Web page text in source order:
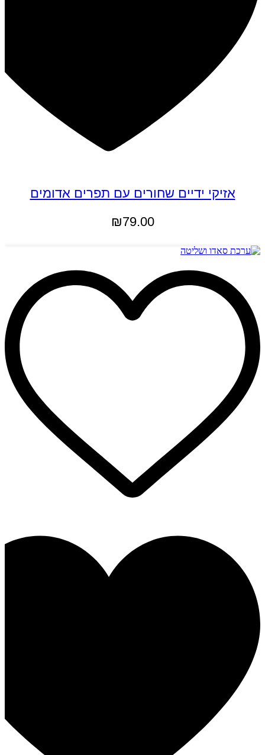
אזיקי ידיים שחורים עם תפרים אדומים
₪79.00